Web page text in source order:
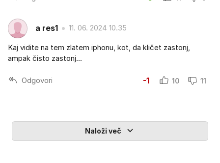
a res1 11. 06. 2024 10.35
Kaj vidite na tem zlatem iphonu, kot, da kličet zastonj,
ampak čisto zastonj...
Odgovori -1 10 11
Naloži več